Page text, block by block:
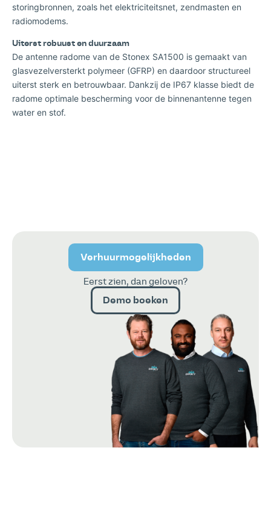
storingbronnen, zoals het elektriciteitsnet, zendmasten en
radiomodems.
Uiterst robuust en duurzaam
De antenne radome van de Stonex SA1500 is gemaakt van
glasvezelversterkt polymeer (GFRP) en daardoor structureel
uiterst sterk en betrouwbaar. Dankzij de IP67 klasse biedt de
radome optimale bescherming voor de binnenantenne tegen
water en stof.
Verhuurmogelijkheden
Eerst zien, dan geloven?
Demo boeken